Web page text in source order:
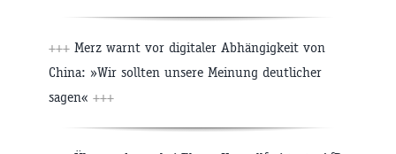
+++ Merz warnt vor digitaler Abhängigkeit von
China: »Wir sollten unsere Meinung deutlicher
sagen« +++